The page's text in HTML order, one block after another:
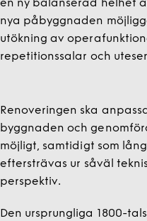
en ny balanserad helhet
nya påbyggnaden
utökning av
repetitionssalar och
Renoveringen ska
byggnaden och
möjligt, samtidigt som
eftersträvas ur såväl
perspektiv.
Den ursprungliga 1800-